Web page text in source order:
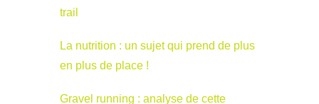
trail
La nutrition : un sujet qui prend de plus
en plus de place !
Gravel running : analyse de cette